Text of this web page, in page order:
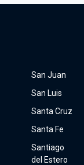
San Juan
San Luis
Santa Cruz
Santa Fe
Santiago
del Estero